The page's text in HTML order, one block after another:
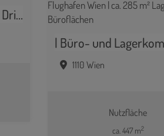
| Bürogebäude ANCHOR | Village im Dritten
1110 Wien
Nutzfläche
ca. 447 m2